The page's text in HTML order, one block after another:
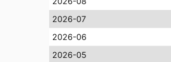
2026-07
2026-06
2026-05